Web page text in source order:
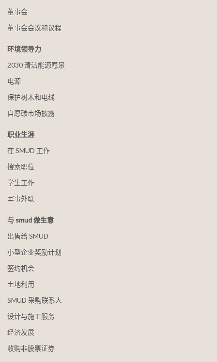
董事会
董事会会议和议程
环境领导力
2030 清洁能源愿景
电源
保护树木和电线
自愿碳市场披露
职业生涯
在 SMUD 工作
搜索职位
学生工作
军事外联
与 smud 做生意
出售给 SMUD
小型企业奖励计划
签约机会
土地利用
SMUD 采购联系人
设计与施工服务
经济发展
收购非股票证券